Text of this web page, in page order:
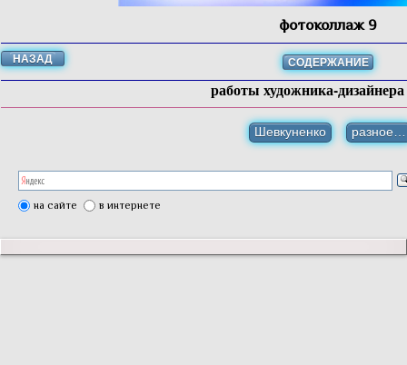
фотоколлаж 9
НАЗАД СОДЕРЖАНИЕ
работы художника-
Шевкуненко разное…
на сайте в интернете